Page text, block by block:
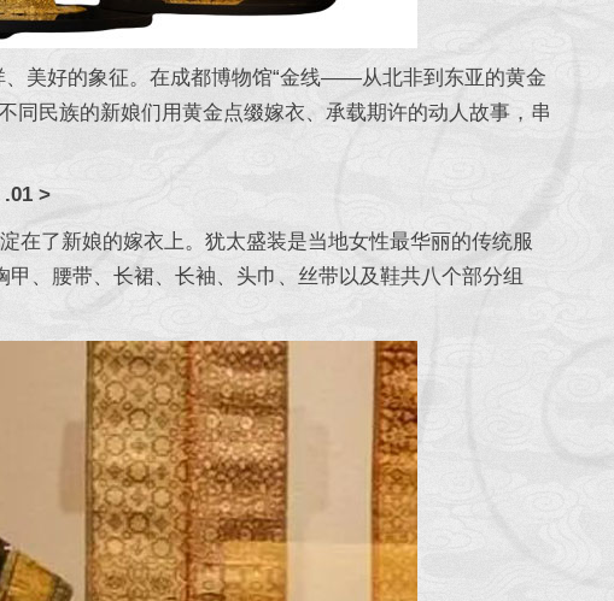
美好的象征。在成都博物馆“金线——从北非到东亚的黄金
同民族的新娘们用黄金点缀嫁衣、承载期许的动人故事，串
>
了新娘的嫁衣上。犹太盛装是当地女性最华丽的传统服
、腰带、长裙、长袖、头巾、丝带以及鞋共八个部分组